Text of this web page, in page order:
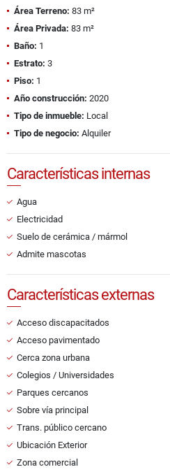
Área Terreno: 83 m²
Área Privada: 83 m²
Baño: 1
Estrato: 3
Piso: 1
Año construcción: 2020
Tipo de inmueble: Local
Tipo de negocio: Alquiler
Características internas
Agua
Electricidad
Suelo de cerámica / mármol
Admite mascotas
Características externas
Acceso discapacitados
Acceso pavimentado
Cerca zona urbana
Colegios / Universidades
Parques cercanos
Sobre vía principal
Trans. público cercano
Ubicación Exterior
Zona comercial